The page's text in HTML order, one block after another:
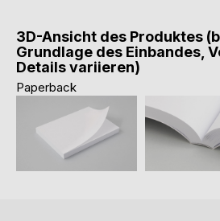
3D-Ansicht des Produktes
Grundlage des Einbandes,
Details variieren)
Paperback